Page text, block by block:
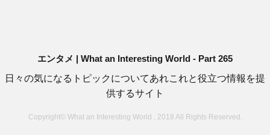
エンタメ | What an Interesting World - Part 265
日々の気になるトピックについてあれこれと役立つ情報を提
供するサイト
Copyright© What an Interesting World , 2018 All Rights Reserved.